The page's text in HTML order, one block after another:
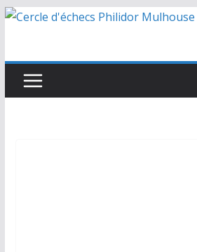
Passer